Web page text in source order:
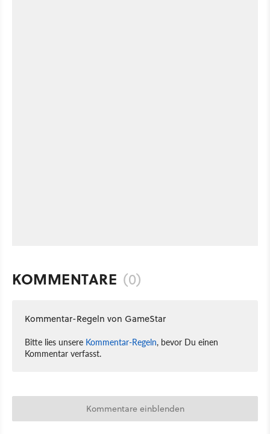
KOMMENTARE (0)
Kommentar-Regeln von GameStar
Bitte lies unsere Kommentar-Regeln, bevor Du einen
Kommentar verfasst.
Kommentare einblenden